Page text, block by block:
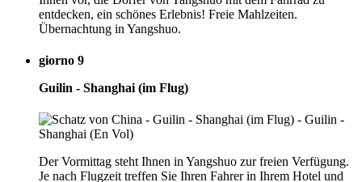
entdecken, ein schönes Erlebnis! Freie Mahlzeiten.
Übernachtung in Yangshuo.
giorno 9
Guilin - Shanghai (im Flug)
Der Vormittag steht Ihnen in Yangshuo zur freien Verfügung.
Je nach Flugzeit treffen Sie Ihren Fahrer in Ihrem Hotel und